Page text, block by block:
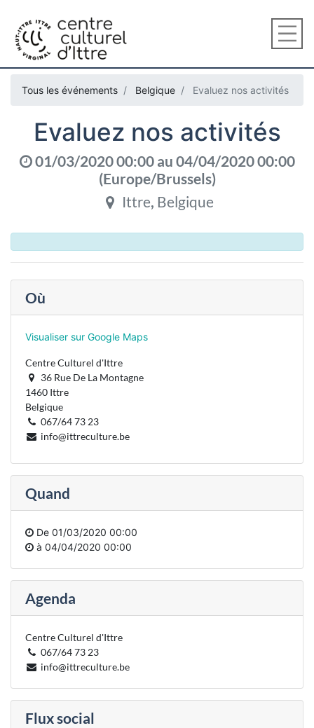
Tous les événements Belgique Evaluez nos activités
Evaluez nos activités
01/03/2020 00:00au 04/04/2020 00:00
(Europe/Brussels)
Ittre, Belgique
Où
Visualiser sur Google Maps
Centre Culturel d'Ittre
36 Rue De La Montagne
1460 Ittre
Belgique
067/64 73 23
info@ittreculture.be
Quand
De 01/03/2020 00:00
à 04/04/2020 00:00
Agenda
Centre Culturel d'Ittre
067/64 73 23
info@ittreculture.be
Flux social